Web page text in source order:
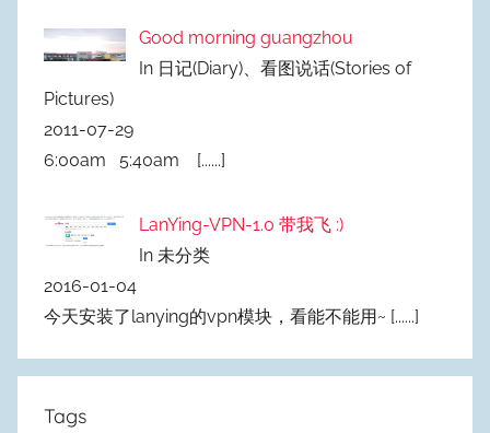
Good morning guangzhou
In 日记(Diary)、看图说话(Stories of
Pictures)
2011-07-29
6:00am 5:40am
[......]
LanYing-VPN-1.0 带我飞 :)
In 未分类
2016-01-04
今天安装了lanying的vpn模块，看能不能用~ [......]
Tags